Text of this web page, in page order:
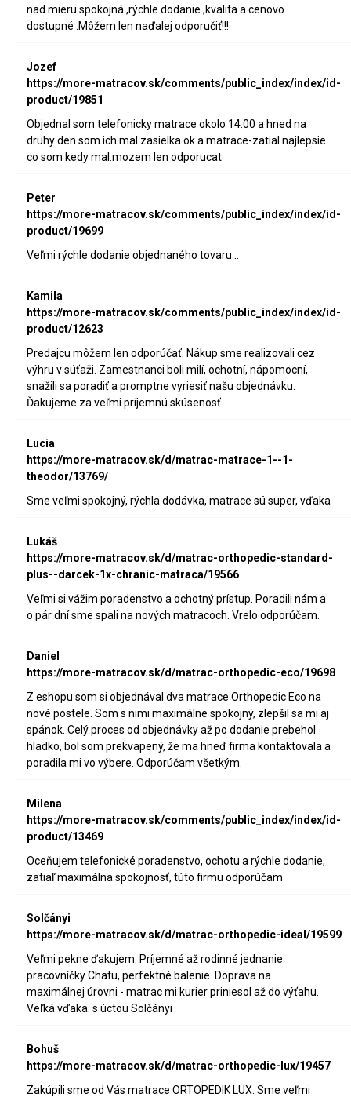
nad mieru spokojná ,rýchle dodanie ,kvalita a cenovo
dostupné .Môžem len naďalej odporučiť!!!
Jozef
https://more-matracov.sk/comments/public_index/index/id-
product/19851
Objednal som telefonicky matrace okolo 14.00 a hned na
druhy den som ich mal.zasielka ok a matrace-zatial najlepsie
co som kedy mal.mozem len odporucat
Peter
https://more-matracov.sk/comments/public_index/index/id-
product/19699
Veľmi rýchle dodanie objednaného tovaru ..
Kamila
https://more-matracov.sk/comments/public_index/index/id-
product/12623
Predajcu môžem len odporúčať. Nákup sme realizovali cez
výhru v súťaži. Zamestnanci boli milí, ochotní, nápomocní,
snažili sa poradiť a promptne vyriesiť našu objednávku.
Ďakujeme za veľmi príjemnú skúsenosť.
Lucia
https://more-matracov.sk/d/matrac-matrace-1--1-
theodor/13769/
Sme veľmi spokojný, rýchla dodávka, matrace sú super, vďaka
Lukáš
https://more-matracov.sk/d/matrac-orthopedic-standard-
plus--darcek-1x-chranic-matraca/19566
Veľmi si vážim poradenstvo a ochotný prístup. Poradili nám a
o pár dní sme spali na nových matracoch. Vrelo odporúčam.
Daniel
https://more-matracov.sk/d/matrac-orthopedic-eco/19698
Z eshopu som si objednával dva matrace Orthopedic Eco na
nové postele. Som s nimi maximálne spokojný, zlepšil sa mi aj
spánok. Celý proces od objednávky až po dodanie prebehol
hladko, bol som prekvapený, že ma hneď firma kontaktovala a
poradila mi vo výbere. Odporúčam všetkým.
Milena
https://more-matracov.sk/comments/public_index/index/id-
product/13469
Oceňujem telefonické poradenstvo, ochotu a rýchle dodanie,
zatiaľ maximálna spokojnosť, túto firmu odporúčam
Solčányi
https://more-matracov.sk/d/matrac-orthopedic-ideal/19599
Veľmi pekne ďakujem. Príjemné až rodinné jednanie
pracovníčky Chatu, perfektné balenie. Doprava na
maximálnej úrovni - matrac mi kurier priniesol až do výťahu.
Veľká vďaka. s úctou Solčányi
Bohuš
https://more-matracov.sk/d/matrac-orthopedic-lux/19457
Zakúpili sme od Vás matrace ORTOPEDIK LUX. Sme veľmi